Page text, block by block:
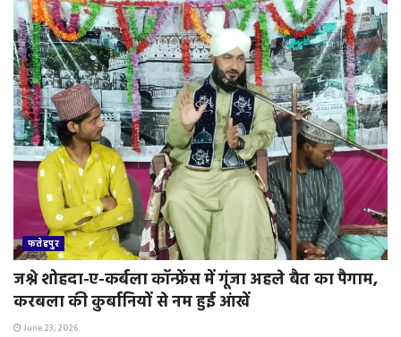
फतेहपुर
जश्ने शोहदा-ए-कर्बला कॉन्फ्रेंस में गूंजा अहले बैत का पैगाम,
करबला की कुर्बानियों से नम हुई आंखें
June 23, 2026